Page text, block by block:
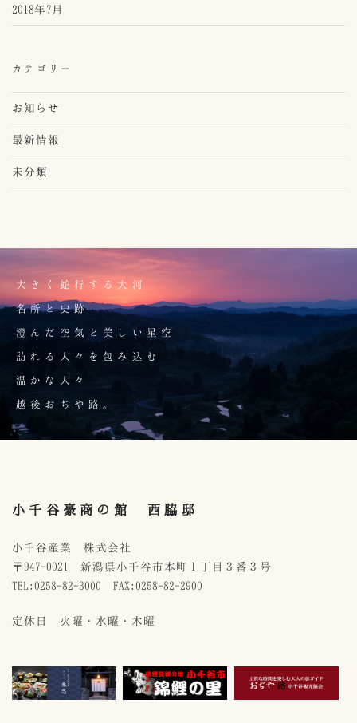
2018年7月
カテゴリー
お知らせ
最新情報
未分類
大きく蛇行する大河
名所と史跡
澄んだ空気と美しい星空
訪れる人々を包み込む
温かな人々
越後おぢや路。
小千谷豪商の館 西脇邸
小千谷産業 株式会社
〒947-0021 新潟県小千谷市本町１丁目３番３号
TEL:0258-82-3000 FAX:0258-82-2900
定休日 火曜・水曜・木曜